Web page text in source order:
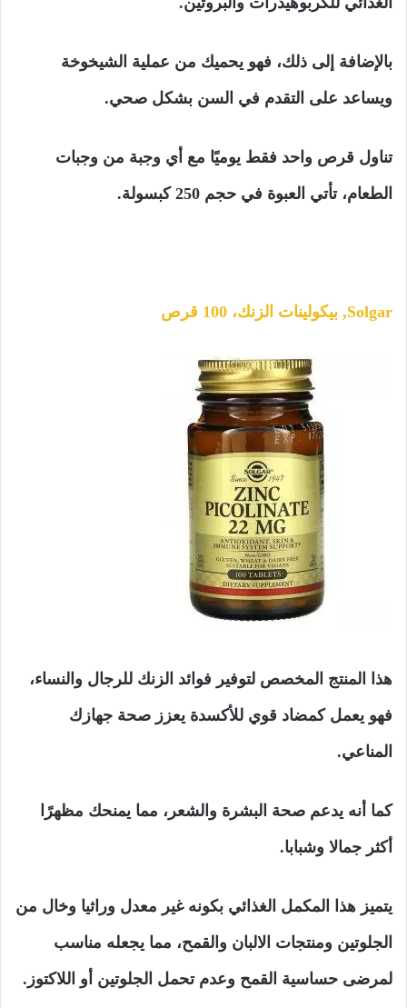
بالإضافة إلى ذلك، فهو يحميك من عملية الشيخوخة
ويساعد على التقدم في السن بشكل صحي.
تناول قرص واحد فقط يوميًا مع أي وجبة من وجبات
الطعام، تأتي العبوة في حجم 250 كبسولة.
Solgar, بيكولينات الزنك، 100 قرص
هذا المنتج المخصص لتوفير فوائد الزنك للرجال والنساء،
فهو يعمل كمضاد قوي للأكسدة يعزز صحة جهازك
المناعي.
كما أنه يدعم صحة البشرة والشعر، مما يمنحك مظهرًا
أكثر جمالا وشبابا.
يتميز هذا المكمل الغذائي بكونه غير معدل وراثيا وخال من
الجلوتين ومنتجات الالبان والقمح، مما يجعله مناسب
لمرضى حساسية القمح وعدم تحمل الجلوتين أو اللاكتوز.